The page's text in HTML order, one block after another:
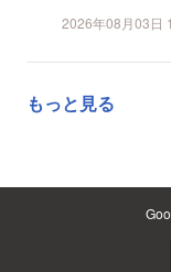
2026年08月03日
もっと見る